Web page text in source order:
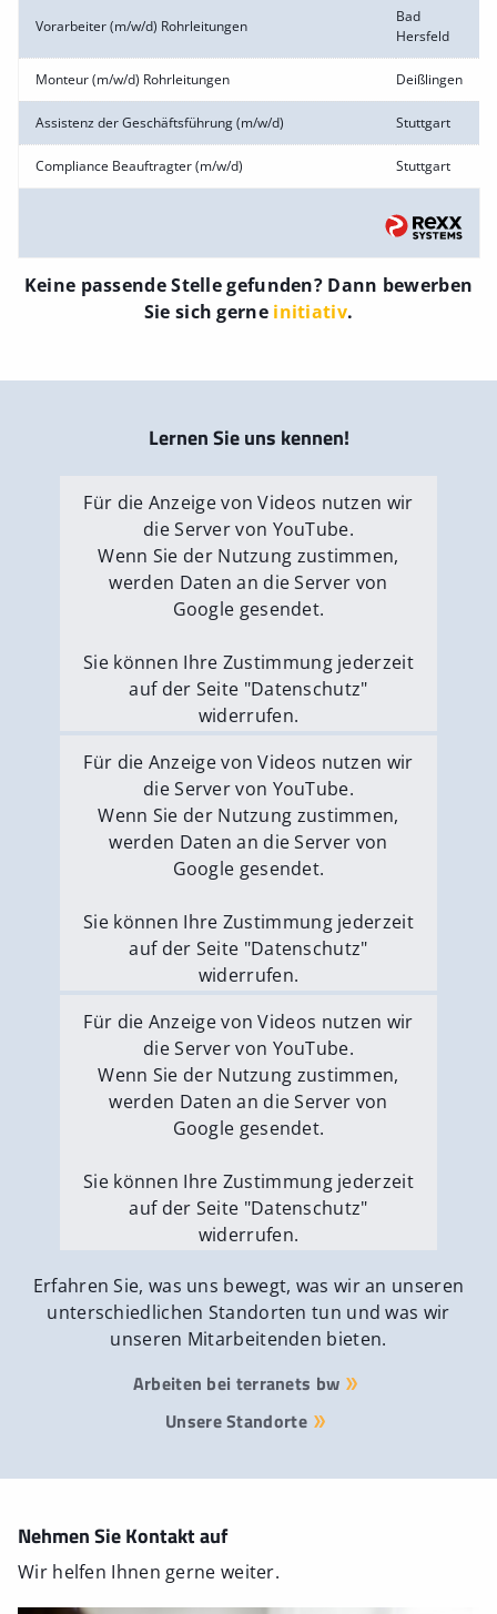
Vorarbeiter (m/w/d) Rohrleitungen
Bad
Hersfeld
Monteur (m/w/d) Rohrleitungen Deißlingen
Assistenz der Geschäftsführung (m/w/d) Stuttgart
Compliance Beauftragter (m/w/d) Stuttgart
Keine passende Stelle gefunden? Dann bewerben
Sie sich gerne initiativ.
Lernen Sie uns kennen!
Für die Anzeige von Videos nutzen wir
die Server von YouTube.
Wenn Sie der Nutzung zustimmen,
werden Daten an die Server von
Google gesendet.
Sie können Ihre Zustimmung jederzeit
auf der Seite "Datenschutz"
widerrufen.
Externe Medien erlauben
Für die Anzeige von Videos nutzen wir
die Server von YouTube.
Wenn Sie der Nutzung zustimmen,
werden Daten an die Server von
Google gesendet.
Sie können Ihre Zustimmung jederzeit
auf der Seite "Datenschutz"
widerrufen.
Externe Medien erlauben
Für die Anzeige von Videos nutzen wir
die Server von YouTube.
Wenn Sie der Nutzung zustimmen,
werden Daten an die Server von
Google gesendet.
Sie können Ihre Zustimmung jederzeit
auf der Seite "Datenschutz"
widerrufen.
Externe Medien erlauben
Erfahren Sie, was uns bewegt, was wir an unseren
unterschiedlichen Standorten tun und was wir
unseren Mitarbeitenden bieten.
Arbeiten bei terranets bw
Unsere Standorte
Nehmen Sie Kontakt auf
Wir helfen Ihnen gerne weiter.